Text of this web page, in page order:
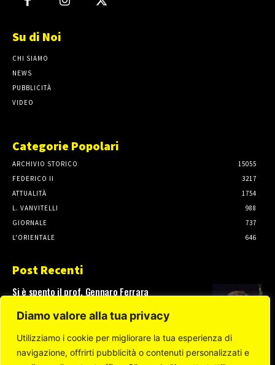
Diamo valore alla tua privacy
Utilizziamo i cookie per migliorare la tua esperienza di
navigazione, offrirti pubblicità o contenuti personalizzati e
Su di Noi
CHI SIAMO
NEWS
PUBBLICITÀ
VIDEO
Categorie Popolari
ARCHIVIO STORICO
15055
FEDERICO II
3217
ATTUALITÀ
1754
L. VANVITELLI
988
GIORNALE
737
L'ORIENTALE
646
Post Recenti
Si è spento il prof. Gennaro Ferrara
Test di ammissione a Scienze della Formazione